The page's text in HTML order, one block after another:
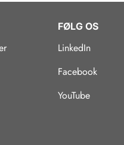
FØLG OS
LinkedIn
Facebook
YouTube